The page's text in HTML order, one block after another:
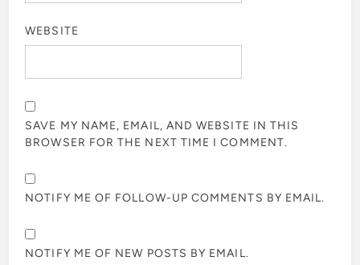
WEBSITE
SAVE MY NAME, EMAIL, AND WEBSITE IN THIS
BROWSER FOR THE NEXT TIME I COMMENT.
NOTIFY ME OF FOLLOW-UP COMMENTS BY EMAIL.
NOTIFY ME OF NEW POSTS BY EMAIL.